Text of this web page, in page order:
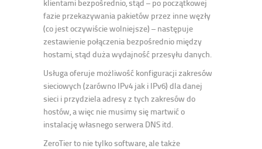
klientami bezpośrednio, stąd – po początkowej
fazie przekazywania pakietów przez inne węzły
(co jest oczywiście wolniejsze) – następuje
zestawienie połączenia bezpośrednio między
hostami, stąd duża wydajność przesyłu danych.
Usługa oferuje możliwość konfiguracji zakresów
sieciowych (zarówno IPv4 jak i IPv6) dla danej
sieci i przydziela adresy z tych zakresów do
hostów, a więc nie musimy się martwić o
instalację własnego serwera DNS itd.
ZeroTier to nie tylko software, ale także